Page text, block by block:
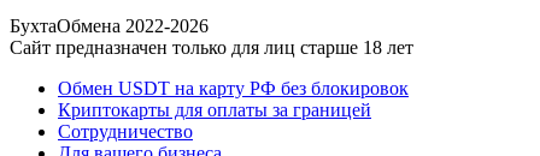
БухтаОбмена 2022-2026
Сайт предназначен только для лиц старше 18 лет
Обмен USDT на карту РФ без блокировок
Криптокарты для оплаты за границей
Сотрудничество